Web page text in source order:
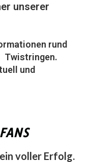
unserer
rund
Twistringen.
und
voller Erfolg.